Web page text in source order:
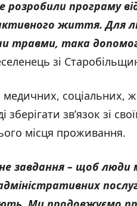
розробили програму
життя. Для
травми, така
зі
соціальних,
зберігати зв’язок зі
місця проживання.
завдання – щоб люди